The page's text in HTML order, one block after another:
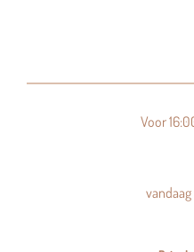
Voor